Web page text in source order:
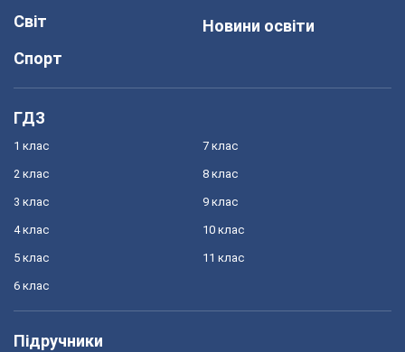
Світ
Спорт
Новини освіти
ГДЗ
1 клас
2 клас
3 клас
4 клас
5 клас
6 клас
7 клас
8 клас
9 клас
10 клас
11 клас
Підручники